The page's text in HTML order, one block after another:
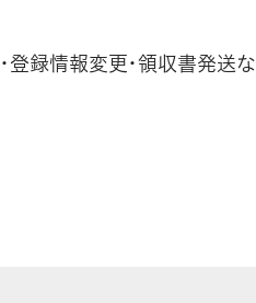
登録情報変更・領収書発送な